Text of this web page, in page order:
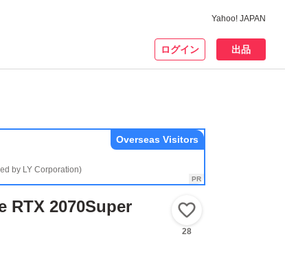
Yahoo! JAPAN
ログイン 出品
by LY Corporation)
Overseas Visitors
RTX 2070Super
28